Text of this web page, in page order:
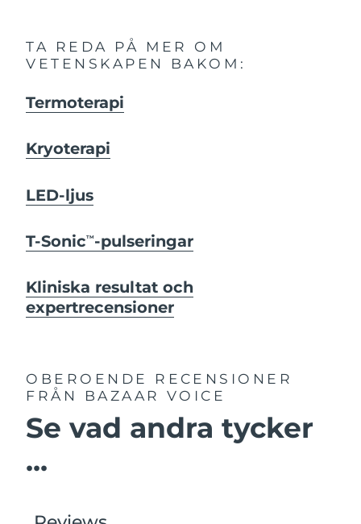
TA REDA PÅ MER OM
VETENSKAPEN BAKOM:
Termoterapi
Kryoterapi
LED-ljus
T-SonicTM -pulseringar
Kliniska resultat och
expertrecensioner
OBEROENDE RECENSIONER
FRÅN BAZAAR VOICE
Se vad andra tycker
...